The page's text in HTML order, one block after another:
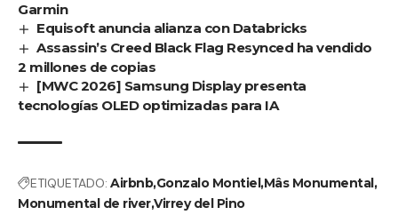
Garmin
Equisoft anuncia alianza con Databricks
Assassin’s Creed Black Flag Resynced ha vendido
2 millones de copias
[MWC 2026] Samsung Display presenta
tecnologías OLED optimizadas para IA
ETIQUETADO: AirbnbGonzalo MontielMâs Monumental
Monumental de riverVirrey del Pino